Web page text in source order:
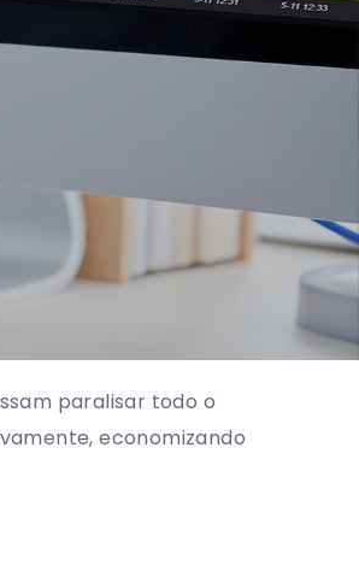
paralisar todo o
economizando